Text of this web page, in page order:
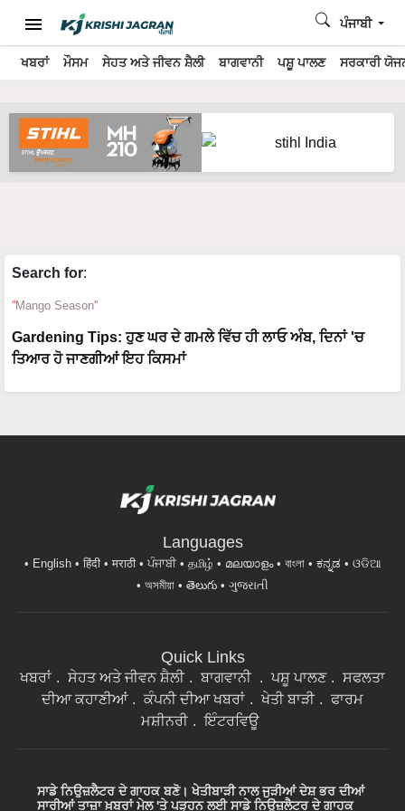
ਖਬਰਾਂ ਮੌਸਮ ਸੇਹਤ ਅਤੇ ਜੀਵਨ ਸ਼ੈਲੀ ਬਾਗਵਾਨੀ ਪਸ਼ੂ ਪਾਲਣ ਸਰਕਾਰੀ
ਪੰਜਾਬੀ
Search for:
Mango Season
Gardening Tips: ਹੁਣ ਘਰ ਦੇ ਗਮਲੇ ਵਿੱਚ ਹੀ ਲਾਓ ਅੰਬ, ਦਿਨਾਂ 'ਚ
ਤਿਆਰ ਹੋ ਜਾਣਗੀਆਂ ਇਹ ਕਿਸਮਾਂ
Languages
English हिंदी मराठी ਪੰਜਾਬੀ தமிழ் മലയാളം বাংলা ಕನ್ನಡ
ଓଡିଆ
অসমীয়া
తెలుగు ગુજરાતી
Quick Links
ਖਬਰਾਂ ਸੇਹਤ ਅਤੇ ਜੀਵਨ ਸ਼ੈਲੀ ਬਾਗਵਾਨੀ ਪਸ਼ੂ ਪਾਲਣ
ਸਫਲਤਾ
ਦੀਆ ਕਹਾਣੀਆਂ
ਕੰਪਨੀ ਦੀਆ ਖਬਰਾਂ ਖੇਤੀ ਬਾੜੀ
ਫਾਰਮ
ਮਸ਼ੀਨਰੀ
ਇੰਟਰਵਿਊ
ਸਾਡੇ ਨਿਉਜ਼ਲੈਟਰ ਦੇ ਗਾਹਕ ਬਣੋ। ਖੇਤੀਬਾੜੀ ਨਾਲ ਜੁੜੀਆਂ ਦੇਸ਼ ਭਰ ਦੀਆਂ
ਸਾਰੀਆਂ ਤਾਜ਼ਾ ਖ਼ਬਰਾਂ ਮੇਲ 'ਤੇ ਪੜ੍ਹਨ ਲਈ ਸਾਡੇ ਨਿਉਜ਼ਲੈਟਰ ਦੇ ਗਾਹਕ